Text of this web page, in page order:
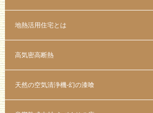
地熱活用住宅とは
高気密高断熱
天然の空気清浄機-幻の漆喰